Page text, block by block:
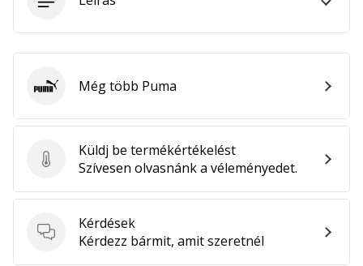
Küldj be termékértékelést
Küldj be termékértékelést
Szívesen olvasnánk a véleményedet.
Kérdések
Kérdések
Kérdezz bármit, amit szeretnél
PumaMég több Puma